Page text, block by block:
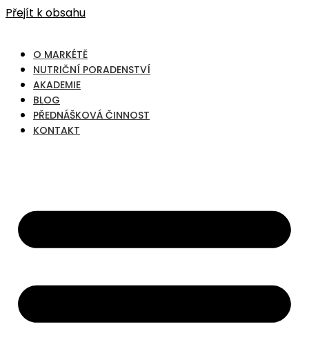
Přejít k obsahu
O MARKÉTĚ
NUTRIČNÍ PORADENSTVÍ
AKADEMIE
BLOG
PŘEDNÁŠKOVÁ ČINNOST
KONTAKT